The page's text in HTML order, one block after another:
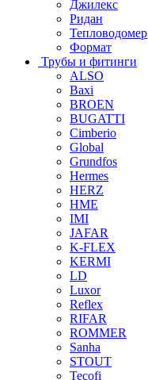
Джилекс
Ридан
Тепловодомер
Формат
Трубы и фитинги
ALSO
Baxi
BROEN
BUGATTI
Cimberio
Global
Grundfos
Hermes
HERZ
HME
IMI
JAFAR
K-FLEX
KERMI
LD
Luxor
Reflex
RIFAR
ROMMER
Sanha
STOUT
Tecofi